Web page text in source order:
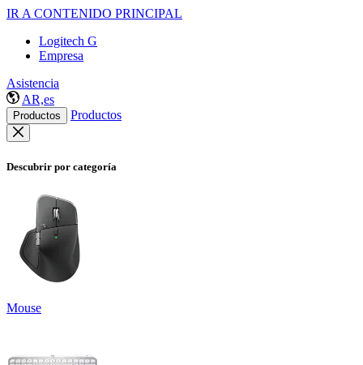
IR A CONTENIDO PRINCIPAL
Logitech G
Empresa
Asistencia
AR,es
Productos Productos
Descubrir por categoría
Mouse